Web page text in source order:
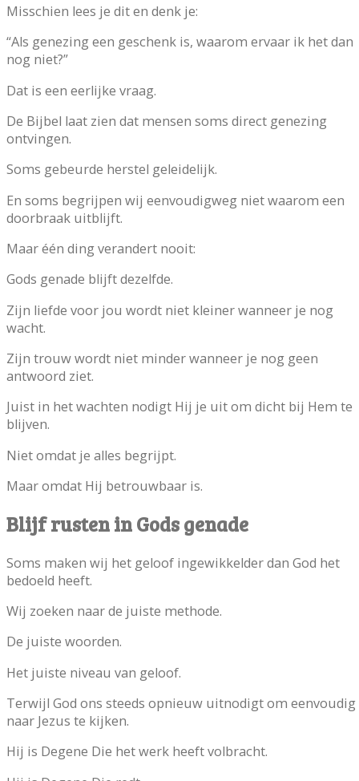
Misschien lees je dit en denk je:
“Als genezing een geschenk is, waarom ervaar ik het dan
nog niet?”
Dat is een eerlijke vraag.
De Bijbel laat zien dat mensen soms direct genezing
ontvingen.
Soms gebeurde herstel geleidelijk.
En soms begrijpen wij eenvoudigweg niet waarom een
doorbraak uitblijft.
Maar één ding verandert nooit:
Gods genade blijft dezelfde.
Zijn liefde voor jou wordt niet kleiner wanneer je nog
wacht.
Zijn trouw wordt niet minder wanneer je nog geen
antwoord ziet.
Juist in het wachten nodigt Hij je uit om dicht bij Hem te
blijven.
Niet omdat je alles begrijpt.
Maar omdat Hij betrouwbaar is.
Blijf rusten in Gods genade
Soms maken wij het geloof ingewikkelder dan God het
bedoeld heeft.
Wij zoeken naar de juiste methode.
De juiste woorden.
Het juiste niveau van geloof.
Terwijl God ons steeds opnieuw uitnodigt om eenvoudig
naar Jezus te kijken.
Hij is Degene Die het werk heeft volbracht.